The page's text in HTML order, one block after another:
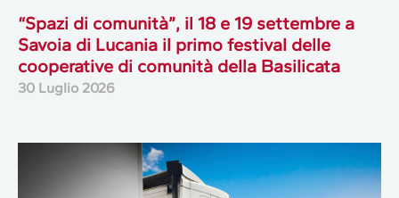
“Spazi di comunità”, il 18 e 19 settembre a
Savoia di Lucania il primo festival delle
cooperative di comunità della Basilicata
30 Luglio 2026